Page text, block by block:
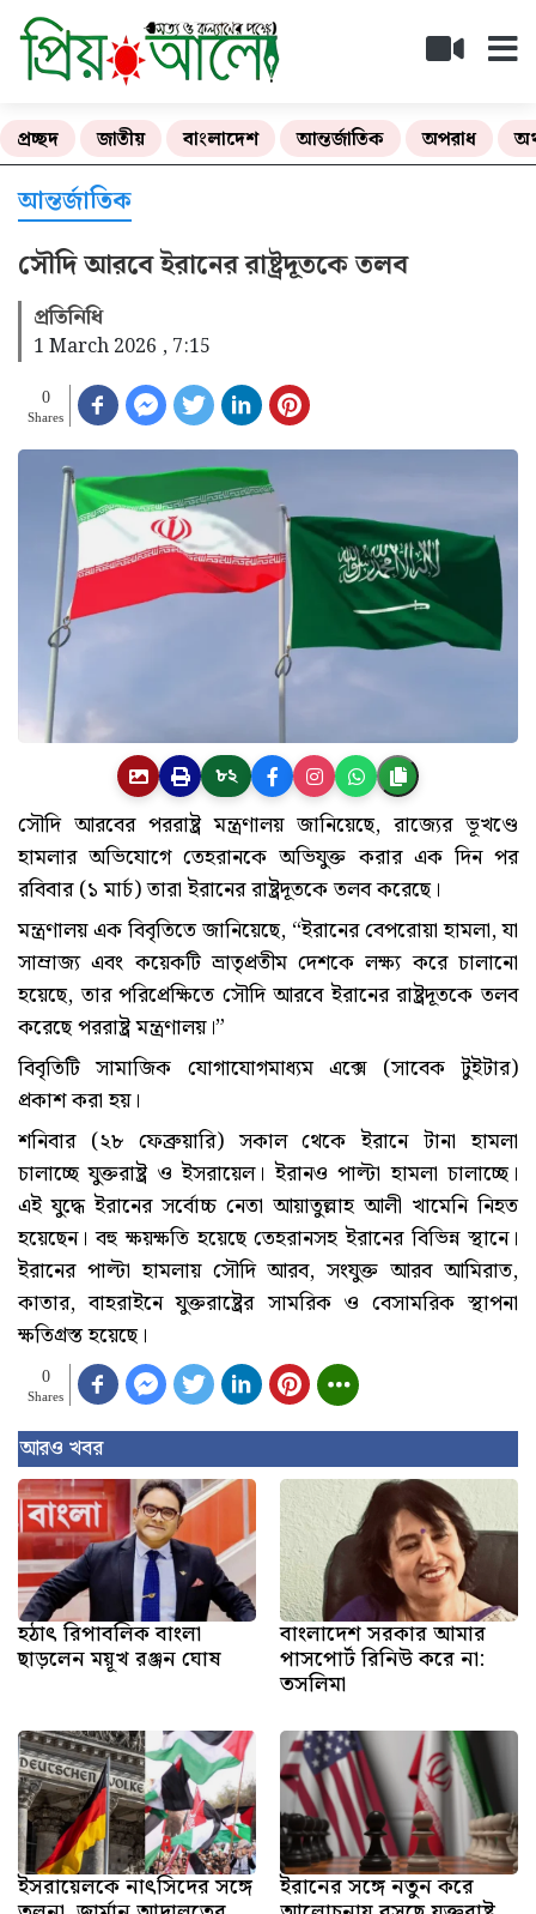
প্রচ্ছদ জাতীয় বাংলাদেশ আন্তর্জাতিক অপরাধ
আন্তর্জাতিক
সৌদি আরবে ইরানের রাষ্ট্রদূতকে তলব
প্রতিনিধি
1 March 2026 , 7:15
0
Shares
৮২
সৌদি আরবের পররাষ্ট্র মন্ত্রণালয় জানিয়েছে, রাজ্যের ভূখণ্ডে
হামলার অভিযোগে তেহরানকে অভিযুক্ত করার এক দিন পর
রবিবার (১ মার্চ) তারা ইরানের রাষ্ট্রদূতকে তলব করেছে।
মন্ত্রণালয় এক বিবৃতিতে জানিয়েছে, “ইরানের বেপরোয়া হামলা, যা
সাম্রাজ্য এবং কয়েকটি ভ্রাতৃপ্রতীম দেশকে লক্ষ্য করে চালানো
হয়েছে, তার পরিপ্রেক্ষিতে সৌদি আরবে ইরানের রাষ্ট্রদূতকে তলব
করেছে পররাষ্ট্র মন্ত্রণালয়।”
বিবৃতিটি সামাজিক যোগাযোগমাধ্যম এক্সে (সাবেক টুইটার)
প্রকাশ করা হয়।
শনিবার (২৮ ফেব্রুয়ারি) সকাল থেকে ইরানে টানা হামলা
চালাচ্ছে যুক্তরাষ্ট্র ও ইসরায়েল। ইরানও পাল্টা হামলা চালাচ্ছে।
এই যুদ্ধে ইরানের সর্বোচ্চ নেতা আয়াতুল্লাহ আলী খামেনি নিহত
হয়েছেন। বহু ক্ষয়ক্ষতি হয়েছে তেহরানসহ ইরানের বিভিন্ন স্থানে।
ইরানের পাল্টা হামলায় সৌদি আরব, সংযুক্ত আরব আমিরাত,
কাতার, বাহরাইনে যুক্তরাষ্ট্রের সামরিক ও বেসামরিক স্থাপনা
ক্ষতিগ্রস্ত হয়েছে।
0
Shares
আরও খবর
হঠাৎ রিপাবলিক বাংলা
ছাড়লেন ময়ূখ রঞ্জন ঘোষ
বাংলাদেশ সরকার আমার
পাসপোর্ট রিনিউ করে না:
তসলিমা
ইসরায়েলকে নাৎসিদের সঙ্গে ইরানের সঙ্গে নতুন করে